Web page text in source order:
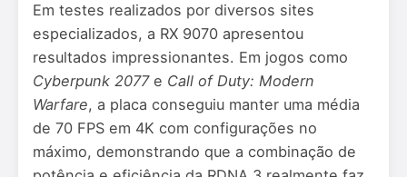
Em testes realizados por diversos sites
especializados, a RX 9070 apresentou
resultados impressionantes. Em jogos como
Cyberpunk 2077e Call of Duty: Modern
Warfare, a placa conseguiu manter uma média
de 70 FPS em 4K com configurações no
máximo, demonstrando que a combinação de